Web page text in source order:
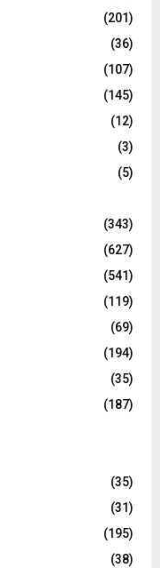
(201)
(36)
(107)
(145)
(12)
(3)
(5)
(343)
(627)
(541)
(119)
(69)
(194)
(35)
(187)
(35)
(31)
(195)
(38)